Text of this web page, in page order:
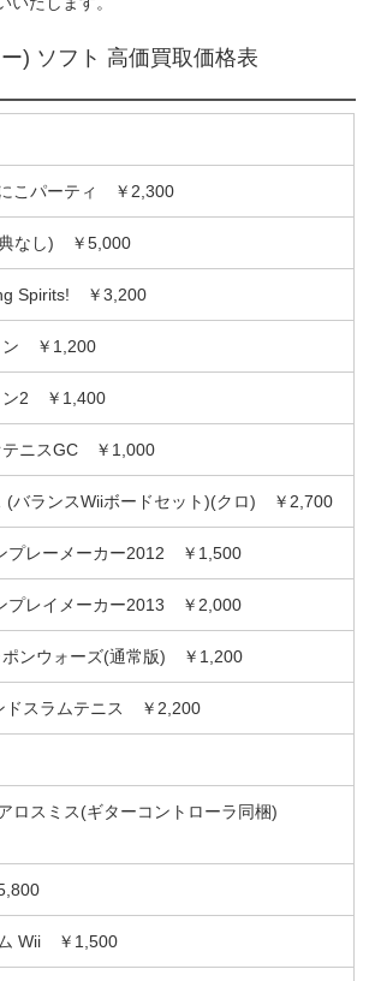
) ソフト 高価買取価格表
こパーティ ￥2,300
なし) ￥5,000
Spirits! ￥3,200
ン ￥1,200
ン2 ￥1,400
テニスGC ￥1,000
(バランスWiiボードセット)(クロ) ￥2,700
プレーメーカー2012 ￥1,500
プレイメーカー2013 ￥2,000
ポンウォーズ(通常版) ￥1,200
ドスラムテニス ￥2,200
ロスミス(ギターコントローラ同梱)
Wii ￥1,500